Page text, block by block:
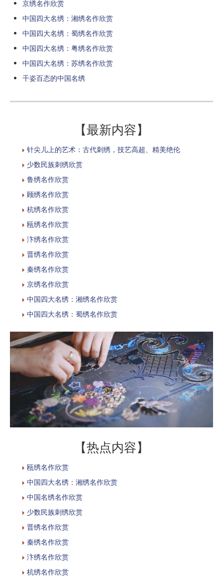
京绣名作欣赏
中国四大名绣：湘绣名作欣赏
中国四大名绣：蜀绣名作欣赏
中国四大名绣：粤绣名作欣赏
中国四大名绣：苏绣名作欣赏
千姿百态的中国名绣
【最新内容】
针尖儿上的艺术：古代刺绣，技艺高超、精美绝伦
少数民族刺绣欣赏
鲁绣名作欣赏
顾绣名作欣赏
杭绣名作欣赏
瓯绣名作欣赏
汴绣名作欣赏
晋绣名作欣赏
秦绣名作欣赏
京绣名作欣赏
中国四大名绣：湘绣名作欣赏
中国四大名绣：蜀绣名作欣赏
【热点内容】
瓯绣名作欣赏
中国四大名绣：湘绣名作欣赏
中国名绣名作欣赏
少数民族刺绣欣赏
晋绣名作欣赏
秦绣名作欣赏
汴绣名作欣赏
杭绣名作欣赏